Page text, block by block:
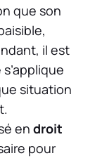
que son
il est
situation
en droit
pour